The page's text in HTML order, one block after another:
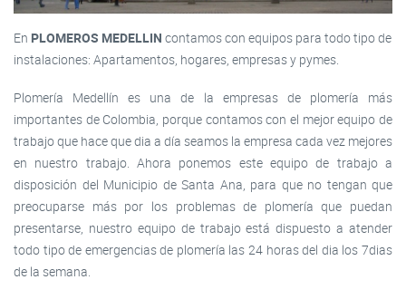
En PLOMEROS MEDELLIN contamos con equipos para todo tipo de
instalaciones: Apartamentos, hogares, empresas y pymes.
Plomería Medellín es una de la empresas de plomería más
importantes de Colombia, porque contamos con el mejor equipo de
trabajo que hace que dia a día seamos la empresa cada vez mejores
en nuestro trabajo. Ahora ponemos este equipo de trabajo a
disposición del Municipio de Santa Ana, para que no tengan que
preocuparse más por los problemas de plomería que puedan
presentarse, nuestro equipo de trabajo está dispuesto a atender
todo tipo de emergencias de plomería las 24 horas del dia los 7dias
de la semana.